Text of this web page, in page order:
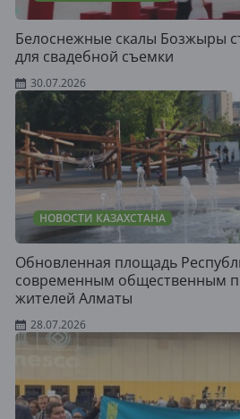
Белоснежные скалы Бозжыры
для свадебной съемки
30.07.2026
НОВОСТИ КАЗАХСТАНА
Обновленная площадь
современным общественным
жителей Алматы
28.07.2026